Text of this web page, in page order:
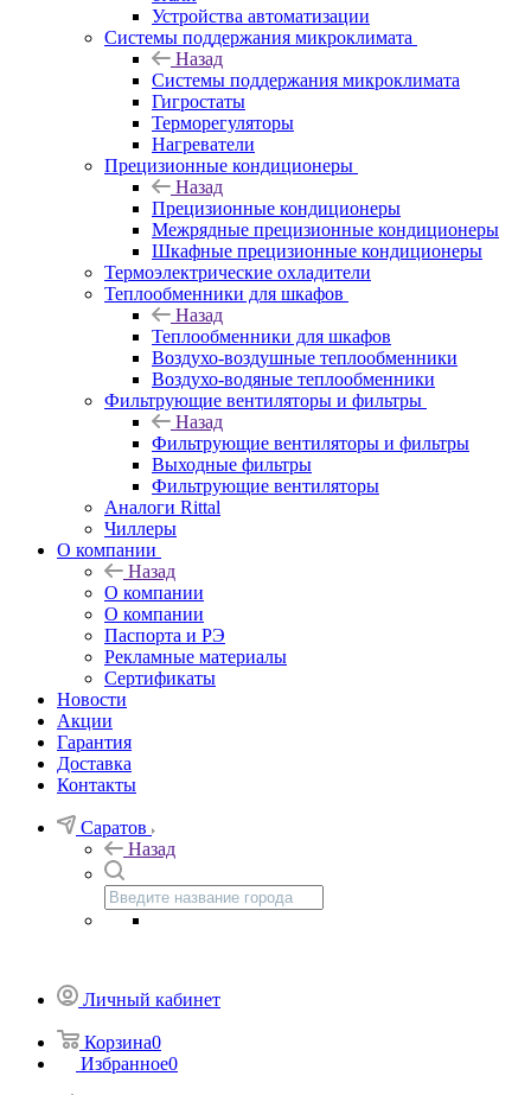
Устройства автоматизации
Системы поддержания микроклимата
Назад
Системы поддержания микроклимата
Гигростаты
Терморегуляторы
Нагреватели
Прецизионные кондиционеры
Назад
Прецизионные кондиционеры
Mежрядные прецизионные кондиционеры
Шкафные прецизионные кондиционеры
Термоэлектрические охладители
Теплообменники для шкафов
Назад
Теплообменники для шкафов
Воздухо-воздушные теплообменники
Воздухо-водяные теплообменники
Фильтрующие вентиляторы и фильтры
Назад
Фильтрующие вентиляторы и фильтры
Выходные фильтры
Фильтрующие вентиляторы
Аналоги Rittal
Чиллеры
О компании
Назад
О компании
О компании
Паспорта и РЭ
Рекламные материалы
Сертификаты
Новости
Акции
Гарантия
Доставка
Контакты
Саратов
Назад
Личный кабинет
Корзина0
Избранное0